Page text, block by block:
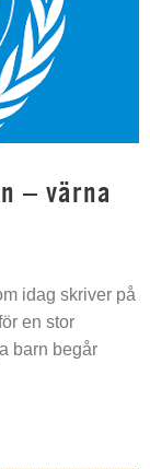
– värna
idag skriver på
en stor
barn begår